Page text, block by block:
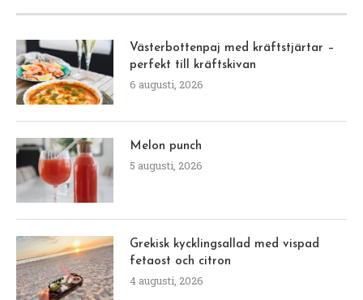
Västerbottenpaj med kräftstjärtar –
perfekt till kräftskivan
6 augusti, 2026
Melon punch
5 augusti, 2026
Grekisk kycklingsallad med vispad
fetaost och citron
4 augusti, 2026